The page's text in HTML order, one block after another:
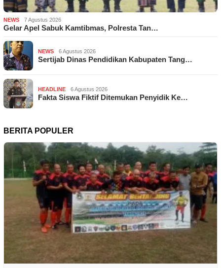
NEWS 7 Agustus 2026
Gelar Apel Sabuk Kamtibmas, Polresta Tan…
NEWS 6 Agustus 2026
Sertijab Dinas Pendidikan Kabupaten Tang…
HEADLINE 6 Agustus 2026
Fakta Siswa Fiktif Ditemukan Penyidik Ke…
BERITA POPULER